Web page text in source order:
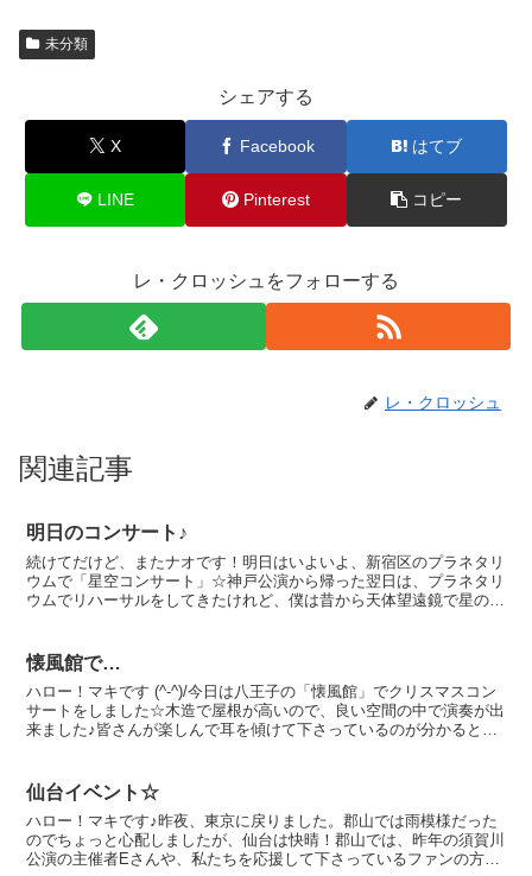
未分類
シェアする
X Facebook はてブ
LINE Pinterest コピー
レ・クロッシュをフォローする
レ・クロッシュ
関連記事
明日のコンサート♪
続けてだけど、またナオです！明日はいよいよ、新宿区のプラネタリ
ウムで「星空コンサート」☆神戸公演から帰った翌日は、プラネタリ
ウムでリハーサルをしてきたけれど、僕は昔から天体望遠鏡で星の観
懐風館で…
ハロー！マキです (^-^)/今日は八王子の「懐風館」でクリスマスコン
サートをしました☆木造で屋根が高いので、良い空間の中で演奏が出
来ました♪皆さんが楽しんで耳を傾けて下さっているのが分かると、
仙台イベント☆
ハロー！マキです♪昨夜、東京に戻りました。郡山では雨模様だった
のでちょっと心配しましたが、仙台は快晴！郡山では、昨年の須賀川
公演の主催者Eさんや、私たちを応援して下さっているファンの方々